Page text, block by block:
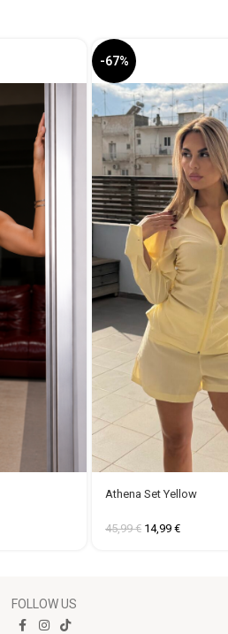
-67%
Athena Set Yellow
45,99€ 14,99 €
FOLLOW US